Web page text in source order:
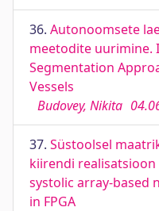
36. Autonoomsete
meetodite uurimine.
Segmentation
Vessels
Budovey, Nikita
37. Süstoolsel
kiirendi realisatsioon
systolic array-based
in FPGA